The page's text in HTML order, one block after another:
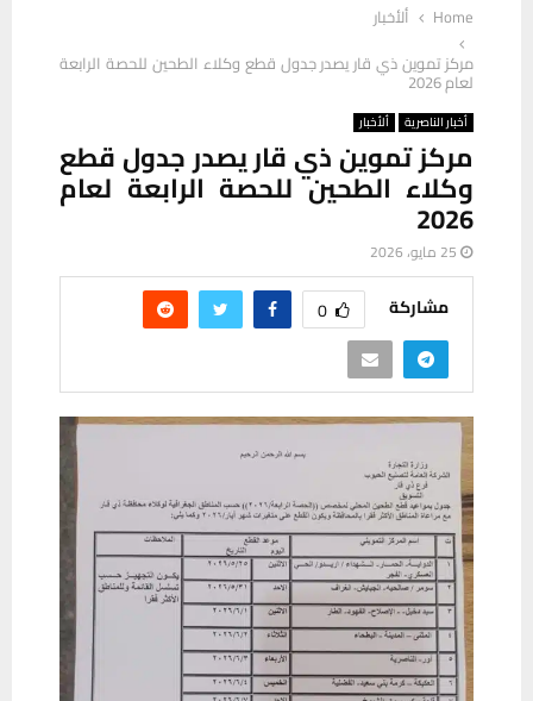
Home
ألأخبار
مركز تموين ذي قار يصدر جدول قطع وكلاء الطحين للحصة الرابعة
لعام 2026
أخبار الناصرية ألأخبار
مركز تموين ذي قار يصدر جدول قطع
وكلاء الطحين للحصة الرابعة لعام
2026
25 مايو، 2026
مشاركة 0